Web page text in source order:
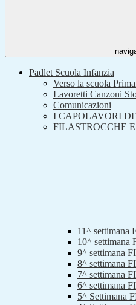
Padlet Scuola Infanzia
Verso la scuola
Lavoretti Canzoni
Comunicazioni
I CAPOLAVORI
FILASTROCCHE
11^
10^
9^ settimana
8^ settimana
7^ settimana
6^ settimana
5^ Settimana